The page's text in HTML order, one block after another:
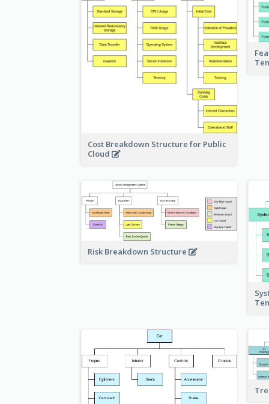
Cost Breakdown Structure for Public
Cloud
Risk Breakdown Structure